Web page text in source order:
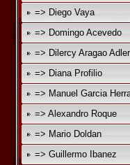
=> Diego Vaya
=> Domingo Acevedo
=> Dilercy Aragao Adler
=> Diana Profilio
=> Manuel Garcia
=> Alexandro Roque
=> Mario Doldan
=> Guillermo Ibanez